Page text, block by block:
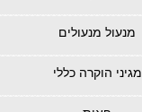
מנעול מנעולים
מגיני הוקרה כללי